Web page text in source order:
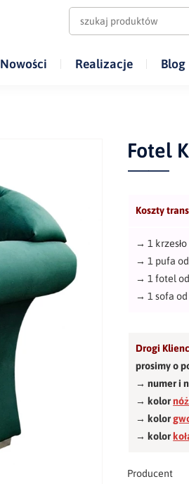
Nowości Realizacje Blog
Fotel
Koszty
→1 krzesło
→1 pufa od
→ 1 fotel od
→1 sofa od
Drogi
prosimy o
→ numer i
→ kolor
→ kolor
→ kolor
Producent